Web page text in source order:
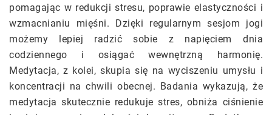
pomagając w redukcji stresu, poprawie elastyczności i
wzmacnianiu mięśni. Dzięki regularnym sesjom jogi
możemy lepiej radzić sobie z napięciem dnia
codziennego i osiągać wewnętrzną harmonię.
Medytacja, z kolei, skupia się na wyciszeniu umysłu i
koncentracji na chwili obecnej. Badania wykazują, że
medytacja skutecznie redukuje stres, obniża ciśnienie